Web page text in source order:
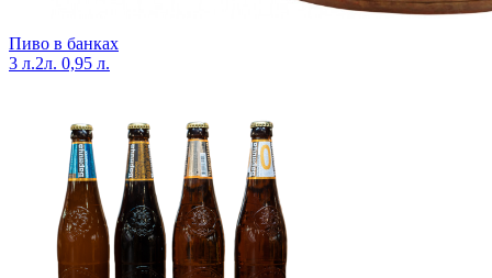
Пиво в банках
3 л.2л. 0,95 л.